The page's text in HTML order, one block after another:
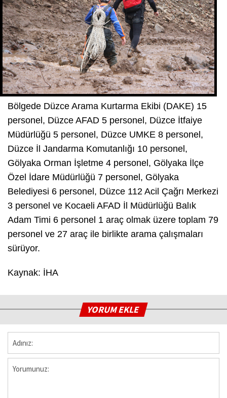
Bölgede Düzce Arama Kurtarma Ekibi (DAKE) 15
personel, Düzce AFAD 5 personel, Düzce İtfaiye
Müdürlüğü 5 personel, Düzce UMKE 8 personel,
Düzce İl Jandarma Komutanlığı 10 personel,
Gölyaka Orman İşletme 4 personel, Gölyaka İlçe
Özel İdare Müdürlüğü 7 personel, Gölyaka
Belediyesi 6 personel, Düzce 112 Acil Çağrı Merkezi
3 personel ve Kocaeli AFAD İl Müdürlüğü Balık
Adam Timi 6 personel 1 araç olmak üzere toplam 79
personel ve 27 araç ile birlikte arama çalışmaları
sürüyor.
Kaynak: İHA
YORUM EKLE